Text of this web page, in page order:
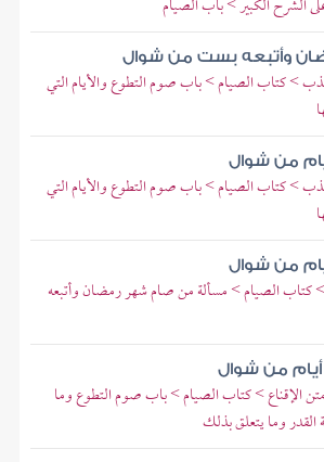
وأتبعه بست من شوال
> كتاب الصيام > باب صوم التطوع والأيام التي
من شوال
> كتاب الصيام > باب صوم التطوع والأيام التي
من شوال
> كتاب الصيام > مسألة من صام شهر رمضان وأتبعه
من شوال
الإقناع > كتاب الصيام > باب صوم التطوع وما
القدر وما يتعلق بذلك